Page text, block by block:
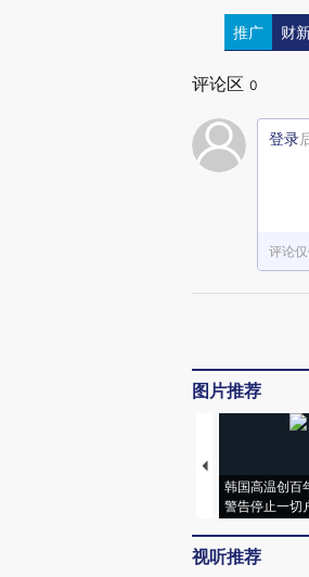
推广 财
评论区 0
登录
评论
图片推荐
韩国高温创百
警告停止一切
视听推荐